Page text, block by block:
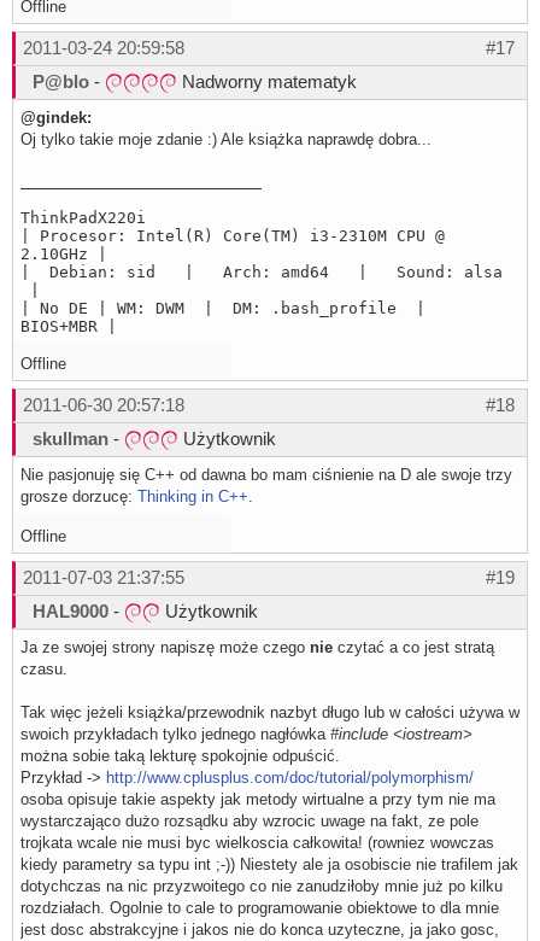
Offline
#17
2011-03-24 20:59:58
P@blo - Nadworny matematyk
@gindek:
Oj tylko takie moje zdanie :) Ale książka naprawdę dobra...
ThinkPadX220i
| Procesor: Intel(R) Core(TM) i3-2310M CPU @
2.10GHz |
| Debian: sid | Arch: amd64 | Sound: alsa
| No DE | WM: DWM | DM: .bash_profile |
BIOS+MBR |
Offline
#18
2011-06-30 20:57:18
skullman - Użytkownik
Nie pasjonuję się C++ od dawna bo mam ciśnienie na D ale swoje trzy
grosze dorzucę: Thinking in C++.
Offline
#19
2011-07-03 21:37:55
HAL9000 - Użytkownik
Ja ze swojej strony napiszę może czego nie czytać a co jest stratą
czasu.
Tak więc jeżeli książka/przewodnik nazbyt długo lub w całości używa w
swoich przykładach tylko jednego nagłówka #include <iostream>
można sobie taką lekturę spokojnie odpuścić.
Przykład -> http://www.cplusplus.com/doc/tutorial/polymorphism/
osoba opisuje takie aspekty jak metody wirtualne a przy tym nie ma
wystarczająco dużo rozsądku aby wzrocic uwage na fakt, ze pole
trojkata wcale nie musi byc wielkoscia całkowita! (rowniez wowczas
kiedy parametry sa typu int ;-)) Niestety ale ja osobiscie nie trafilem jak
dotychczas na nic przyzwoitego co nie zanudziłoby mnie już po kilku
rozdziałach. Ogolnie to cale to programowanie obiektowe to dla mnie
jest dosc abstrakcyjne i jakos nie do konca uzyteczne, ja jako gosc,